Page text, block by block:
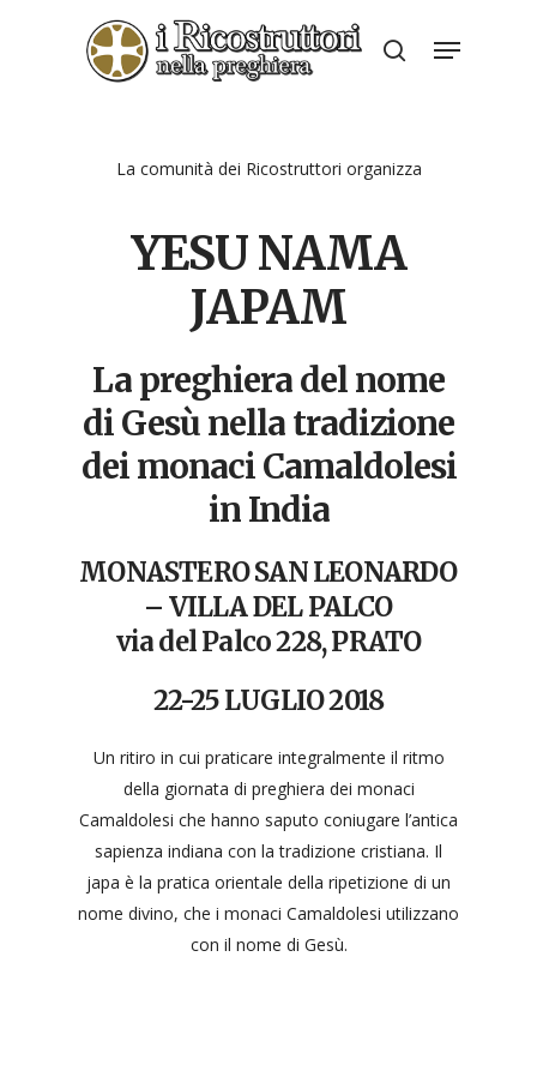
search
Menu
La comunità dei Ricostruttori organizza
YESU NAMA
JAPAM
La preghiera del nome
di Gesù nella tradizione
dei monaci Camaldolesi
in India
MONASTERO SAN LEONARDO
– VILLA DEL PALCO
via del Palco 228, PRATO
22-25 LUGLIO 2018
Un ritiro in cui praticare integralmente il ritmo
della giornata di preghiera dei monaci
Camaldolesi che hanno saputo coniugare l’antica
sapienza indiana con la tradizione cristiana. Il
japa è la pratica orientale della ripetizione di un
nome divino, che i monaci Camaldolesi utilizzano
con il nome di Gesù.